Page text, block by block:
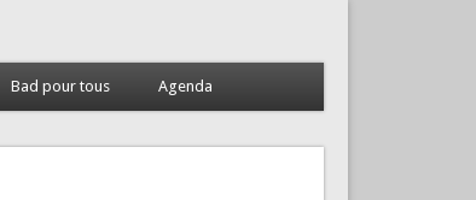
Bad pour tous Agenda